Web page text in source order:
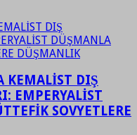
KEMALİST DIŞ
EMPERYALİST
SOVYETLERE